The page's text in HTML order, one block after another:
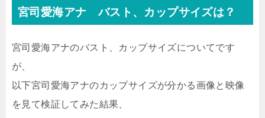
宮司愛海アナ バスト、カップサイズは？
宮司愛海アナのバスト、カップサイズについてです
が、
以下宮司愛海アナのカップサイズが分かる画像と映像
を見て検証してみた結果、